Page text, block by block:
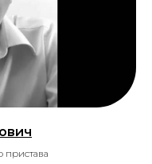
пристава